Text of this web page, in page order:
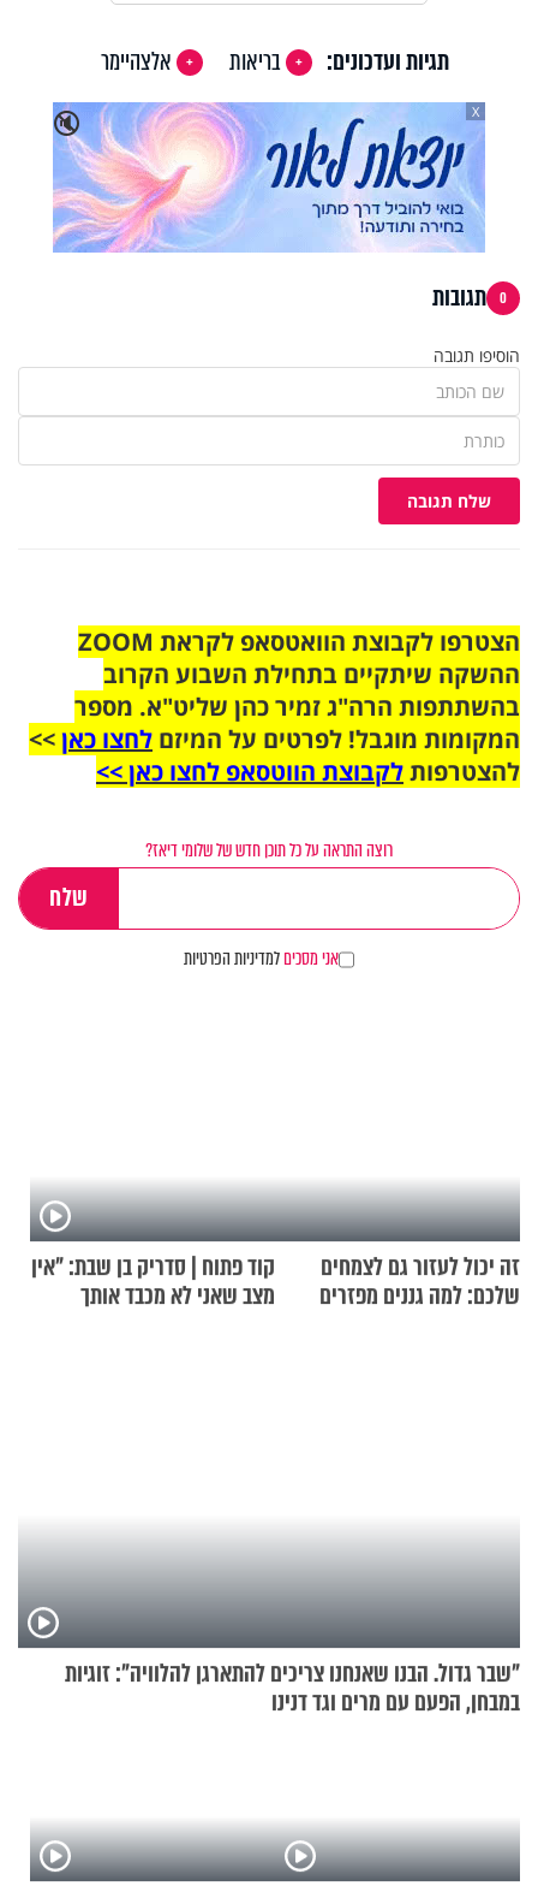
תגיות ועדכונים: בריאות
אלצהיימר
🔇
X
0 תגובות
הוסיפו תגובה
שלח תגובה
הצטרפו לקבוצת הוואטסאפ לקראת ZOOM
ההשקה שיתקיים בתחילת השבוע הקרוב
בהשתתפות הרה"ג זמיר כהן שליט"א. מספר
המקומות מוגבל! לפרטים על המיזם לחצו כאן>>
להצטרפותלקבוצת הווטסאפ לחצו כאן >>
רוצה התראה על כל תוכן חדש של שלומי דיאז?
אני מסכיםלמדיניות הפרטיות
זה יכול לעזור גם לצמחים
שלכם: למה גננים מפזרים
קוד פתוח | סדריק בן שבת: "אין
מצב שאני לא מכבד אותך
"שבר גדול. הבנו שאנחנו צריכים להתארגן להלוויה": זוגיות
במבחן, הפעם עם מרים וגד דנינו